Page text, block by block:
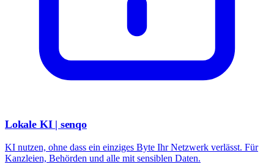
Lokale KI | senqo
KI nutzen, ohne dass ein einziges Byte Ihr Netzwerk verlässt. Für
Kanzleien, Behörden und alle mit sensiblen Daten.